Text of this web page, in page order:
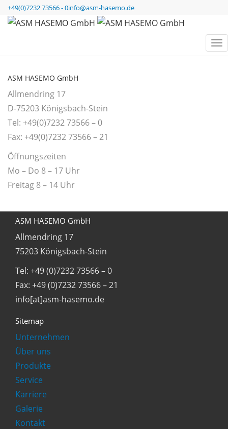
+49(0)7232 73566 - 0info@asm-hasemo.de
ASM HASEMO GmbH>AGB_ASM_DT_2019
AGB_ASM_DT_2019
ASM HASEMO GmbH
Allmendring 17
D-75203 Königsbach-Stein
Tel: +49(0)7232 73566 – 0
Fax: +49(0)7232 73566 – 21
Öffnungszeiten
Mo – Do 8 – 17 Uhr
Freitag 8 – 14 Uhr
ASM HASEMO GmbH
Allmendring 17
75203 Königsbach-Stein
Tel: +49 (0)7232 73566 – 0
Fax: +49 (0)7232 73566 – 21
info[at]asm-hasemo.de
Sitemap
Unternehmen
Über uns
Produkte
Service
Karriere
Galerie
Kontakt